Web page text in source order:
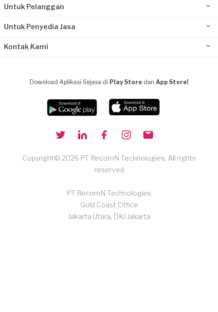
Untuk Pelanggan
Untuk Penyedia Jasa
Kontak Kami
Download Aplikasi Sejasa di Play Store dan App Store!
Copyright© 2026 PT RecomN Technologies, All rights
reserved
PT RecomN Technologies
Gold Coast Office
Jakarta Utara, DKI Jakarta